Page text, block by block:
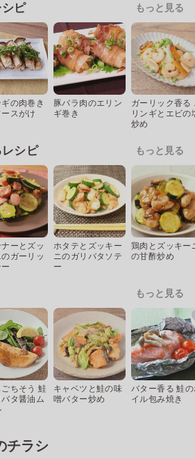
ピ もっと見る
の肉巻き
スがけ
豚バラ肉のエリン
ギ巻き
ガーリック香る
リンギとエビの
炒め
シピ もっと見る
ーとズッ
ガーリッ
ホタテとズッキー
ニのガリバタソテ
ー
鶏肉とズッキー
の甘酢炒め
もっと見る
ちそう 鮭
タ醤油ム
キャベツと鮭の味
噌バター炒め
バター香る 鮭
イル包み焼き
チラシ